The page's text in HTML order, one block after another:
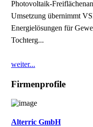
Photovoltaik-
Umsetzung übernimmt
Energielösungen für
Tochterg...
weiter...
Firmenprofile
Alterric GmbH